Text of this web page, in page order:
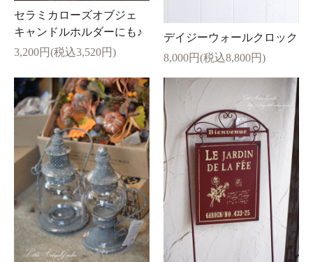
セラミカローズオブジェ
キャンドルホルダーにも♪
3,200円(税込3,520円)
デイジーウォールクロック
8,000円(税込8,800円)